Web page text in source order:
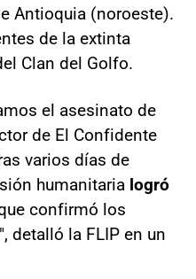
Antioquia (noroeste).
de la extinta
Clan del Golfo.
el asesinato de
de El Confidente
varios días de
humanitaria logró
confirmó los
detalló la FLIP en un